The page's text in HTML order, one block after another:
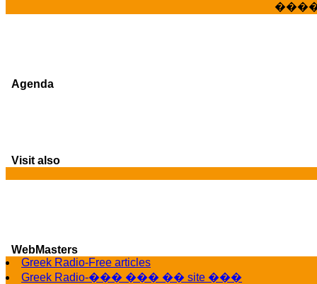
Agenda
Visit also
WebMasters
Greek Radio-Free articles
Greek Radio-��� ��� �� site ���